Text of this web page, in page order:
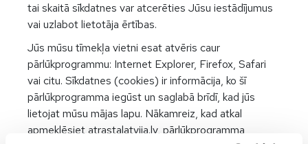
tai skaitā sīkdatnes var atcerēties Jūsu iestādījumus
vai uzlabot lietotāja ērtības.
Jūs mūsu tīmekļa vietni esat atvēris caur
pārlūkprogrammu: Internet Explorer, Firefox, Safari
vai citu. Sīkdatnes (cookies) ir informācija, ko šī
pārlūkprogramma iegūst un saglabā brīdī, kad jūs
lietojat mūsu mājas lapu. Nākamreiz, kad atkal
apmeklēsiet atrastalatvija.lv, pārlūkprogramma